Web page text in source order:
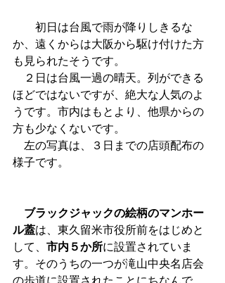
初日は台風で雨が降りしきるな
か、遠くからは大阪から駆け付けた方
も見られたそうです。
２日は台風一過の晴天。列ができる
ほどではないですが、絶大な人気のよ
うです。市内はもとより、他県からの
方も少なくないです。
左の写真は、３日までの店頭配布の
様子です。
ブラックジャックの絵柄のマンホー
ル蓋は、東久留米市役所前をはじめと
して、 市内５か所に設置されていま
す。そのうちの一つが滝山中央名店会